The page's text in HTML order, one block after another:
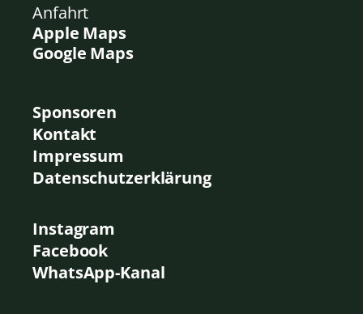
Anfahrt
Apple Maps
Google Maps
Sponsoren
Kontakt
Impressum
Datenschutzerklärung
Instagram
Facebook
WhatsApp-Kanal